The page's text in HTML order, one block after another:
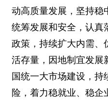
动高质量发展，坚持稳
统筹发展和安全，认真
政策，持续扩大内需、
活存量，因地制宜发展
国统一大市场建设，持
险，着力稳就业、稳企